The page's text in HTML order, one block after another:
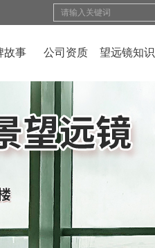
故事 公司资质 望远镜知识